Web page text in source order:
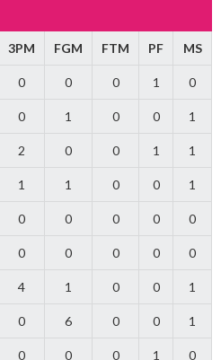
3PM FGM FTM PF MS
0 0 0 1 0
0 1 0 0 1
2 0 0 1 1
1 1 0 0 1
0 0 0 0 0
0 0 0 0 0
4 1 0 0 1
0 6 0 0 1
0 0 0 1 0